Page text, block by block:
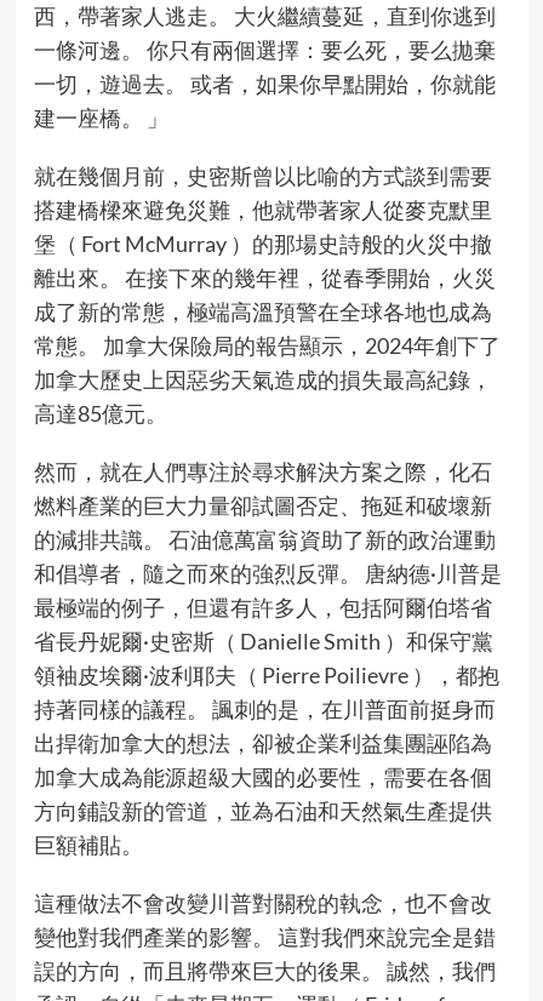
西，帶著家人逃走。 大火繼續蔓延，直到你逃到
一條河邊。 你只有兩個選擇：要么死，要么拋棄
一切，遊過去。 或者，如果你早點開始，你就能
建一座橋。 」
就在幾個月前，史密斯曾以比喻的方式談到需要
搭建橋樑來避免災難，他就帶著家人從麥克默里
堡（ Fort McMurray ）的那場史詩般的火災中撤
離出來。 在接下來的幾年裡，從春季開始，火災
成了新的常態，極端高溫預警在全球各地也成為
常態。 加拿大保險局的報告顯示，2024年創下了
加拿大歷史上因惡劣天氣造成的損失最高紀錄，
高達85億元。
然而，就在人們專注於尋求解決方案之際，化石
燃料產業的巨大力量卻試圖否定、拖延和破壞新
的減排共識。 石油億萬富翁資助了新的政治運動
和倡導者，隨之而來的強烈反彈。 唐納德·川普是
最極端的例子，但還有許多人，包括阿爾伯塔省
省長丹妮爾·史密斯（ Danielle Smith ）和保守黨
領袖皮埃爾·波利耶夫（ Pierre Poilievre ），都抱
持著同樣的議程。 諷刺的是，在川普面前挺身而
出捍衛加拿大的想法，卻被企業利益集團誣陷為
加拿大成為能源超級大國的必要性，需要在各個
方向鋪設新的管道，並為石油和天然氣生產提供
巨額補貼。
這種做法不會改變川普對關稅的執念，也不會改
變他對我們產業的影響。 這對我們來說完全是錯
誤的方向，而且將帶來巨大的後果。 誠然，我們